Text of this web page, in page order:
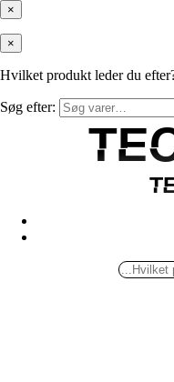
×
×
Hvilket produkt leder du
Søg efter: